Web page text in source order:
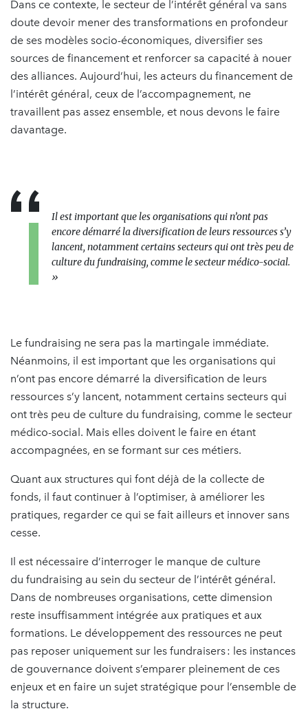
Dans ce contexte, le secteur de l’intérêt général va sans
doute devoir mener des transformations en profondeur
de ses modèles socio-économiques, diversifier ses
sources de financement et renforcer sa capacité à nouer
des alliances. Aujourd’hui, les acteurs du financement de
l’intérêt général, ceux de l’accompagnement, ne
travaillent pas assez ensemble, et nous devons le faire
davantage.
Il est important que les organisations qui n’ont pas
encore démarré la diversification de leurs ressources s’y
lancent, notamment certains secteurs qui ont très peu de
culture du fundraising, comme le secteur médico-social.
»
Le fundraising ne sera pas la martingale immédiate.
Néanmoins, il est important que les organisations qui
n’ont pas encore démarré la diversification de leurs
ressources s’y lancent, notamment certains secteurs qui
ont très peu de culture du fundraising, comme le secteur
médico-social. Mais elles doivent le faire en étant
accompagnées, en se formant sur ces métiers.
Quant aux structures qui font déjà de la collecte de
fonds, il faut continuer à l’optimiser, à améliorer les
pratiques, regarder ce qui se fait ailleurs et innover sans
cesse.
Il est nécessaire d’interroger le manque de culture
du fundraising au sein du secteur de l’intérêt général.
Dans de nombreuses organisations, cette dimension
reste insuffisamment intégrée aux pratiques et aux
formations. Le développement des ressources ne peut
pas reposer uniquement sur les fundraisers : les instances
de gouvernance doivent s’emparer pleinement de ces
enjeux et en faire un sujet stratégique pour l’ensemble de
la structure.